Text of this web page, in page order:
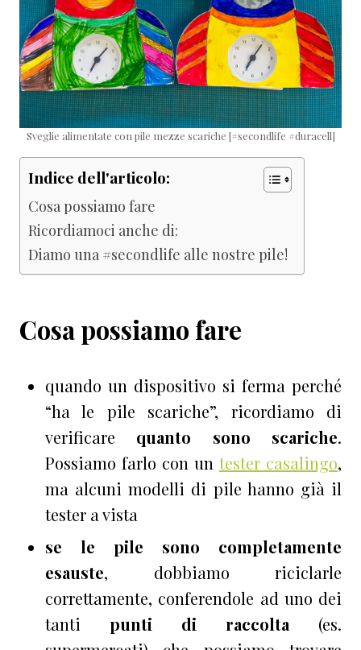
Sveglie alimentate con pile mezze scariche [#secondlife #duracell]
Indice dell'articolo:
Cosa possiamo fare
Ricordiamoci anche di:
Diamo una #secondlife alle nostre pile!
Cosa possiamo fare
quando un dispositivo si ferma perché
“ha le pile scariche”, ricordiamo di
verificare quanto sono scariche.
Possiamo farlo con un tester casalingo,
ma alcuni modelli di pile hanno già il
tester a vista
se le pile sono completamente
esauste, dobbiamo riciclarle
correttamente, conferendole ad uno dei
tanti punti di raccolta (es.